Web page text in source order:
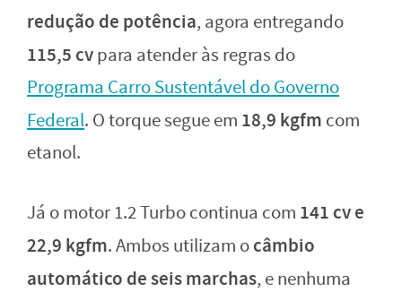
redução de potência, agora entregando
115,5 cvpara atender às regras do
Programa Carro Sustentável do Governo
Federal. O torque segue em 18,9 kgfm com
etanol.
Já o motor 1.2 Turbo continua com 141 cv e
22,9 kgfm. Ambos utilizam ocâmbio
automático de seis marchas, e nenhuma